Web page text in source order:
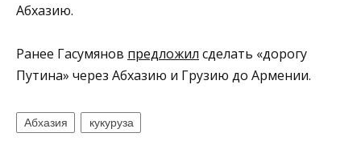
Абхазию.
Ранее Гасумянов предложил сделать «дорогу
Путина» через Абхазию и Грузию до Армении.
Абхазия кукуруза